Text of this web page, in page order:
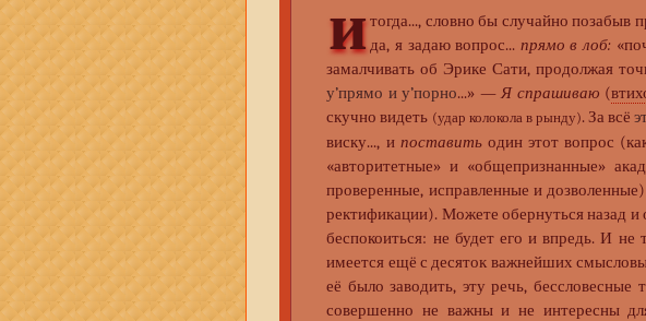
итогда..., словно бы случайно позабыв
да, я задаю вопрос... прямо в лоб:
замалчивать об Эрике Сати, продолжая
у’прямо и у’порно...» —Я спрашиваю (
скучно видеть (удар колокола в рынду). За всё
виску..., и поставитьодин этот вопрос
«авторитетные» и «общепризнанные»
проверенные, исправленные и
ректификации). Можете обернуться назад и
беспокоиться: не будет его и впредь. И
имеется ещё с десяток важнейших
её было заводить, эту речь,
совершенно не важны и не интересны